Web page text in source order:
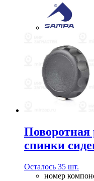
Поворотная
спинки
Осталось 35 шт.
номер